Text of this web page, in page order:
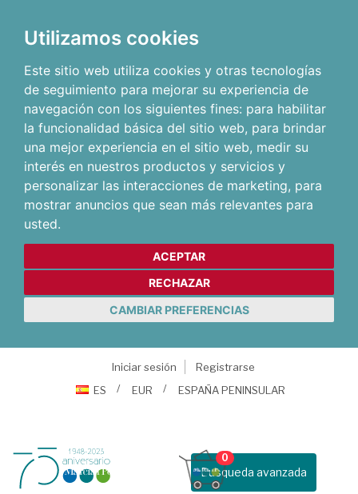
Utilizamos cookies
Este sitio web utiliza cookies y otras tecnologías
de seguimiento para mejorar su experiencia de
navegación con los siguientes fines: para habilitar
la funcionalidad básica del sitio web, para brindar
una mejor experiencia en el sitio web, medir su
interés en nuestros productos y servicios y
personalizar las interacciones de marketing, para
mostrar anuncios que sean más relevantes para
usted.
ACEPTAR
RECHAZAR
CAMBIAR PREFERENCIAS
Iniciar sesión
Registrarse
ES
EUR ESPAÑA PENINSULAR
Busqueda avanzada
0